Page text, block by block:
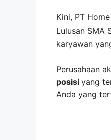
Kini, PT
Lulusan SMA
karyawan
Perusahaan
posisi yang
Anda yang